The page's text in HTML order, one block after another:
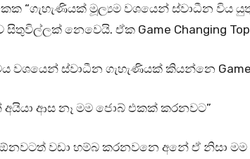
“ගැහැණියක් මූල්‍යම වශයෙන් ස්වාධීන විය
සිතුවිල්ලක් නෙවෙයි. ඒක Game Changing
වශයෙන් ස්වාධීන ගැහැණියක් කියන්නෙ
අයියා ආස නෑ මම ජොබ් එකක් කරනවට”
ඕනවටත් වඩා හම්බ කරනවනෙ අනේ ඒ නිසා මම